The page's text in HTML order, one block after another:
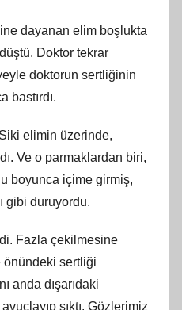
dayanan elim boşlukta
Doktor tekrar
doktorun sertliğinin
bastırdı.
elimin üzerinde,
Ve o parmaklardan biri,
boyunca içime girmiş,
gibi duruyordu.
Fazla çekilmesine
önündeki sertliği
anda dışarıdaki
avuçlayıp sıktı. Gözlerimiz